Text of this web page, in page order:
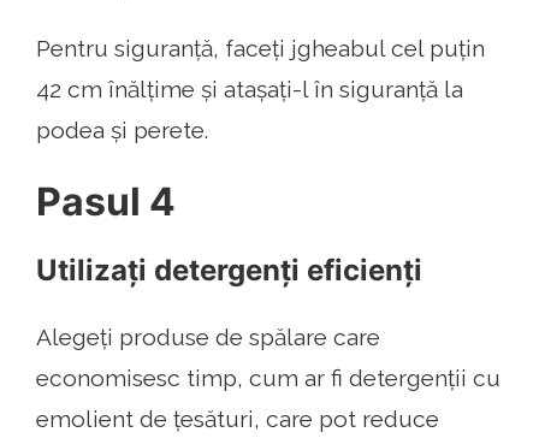
Pentru siguranță, faceți jgheabul cel puțin
42 cm înălțime și atașați-l în siguranță la
podea și perete.
Pasul 4
Utilizați detergenți eficienți
Alegeți produse de spălare care
economisesc timp, cum ar fi detergenții cu
emolient de țesături, care pot reduce